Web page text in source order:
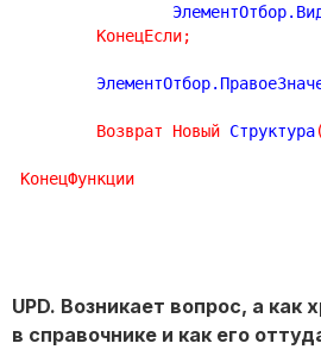
КонецЕсли;
Возврат Новый Структура(
КонецФункции
UPD. Возникает вопрос, а как
в справочнике и как его